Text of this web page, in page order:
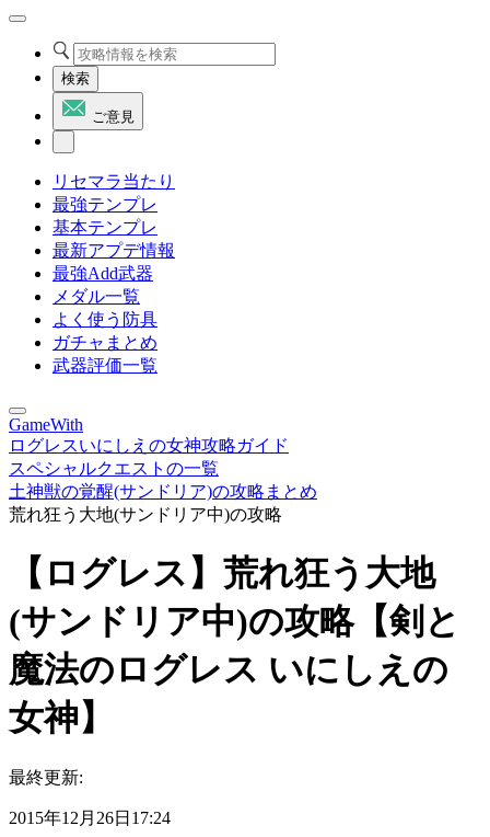
検索
ご意見
リセマラ当たり
最強テンプレ
基本テンプレ
最新アプデ情報
最強Add武器
メダル一覧
よく使う防具
ガチャまとめ
武器評価一覧
GameWith
ログレスいにしえの女神攻略ガイド
スペシャルクエストの一覧
土神獣の覚醒(サンドリア)の攻略まとめ
荒れ狂う大地(サンドリア中)の攻略
【ログレス】荒れ狂う大地
(サンドリア中)の攻略【剣と
魔法のログレス いにしえの
女神】
最終更新:
2015年12月26日17:24